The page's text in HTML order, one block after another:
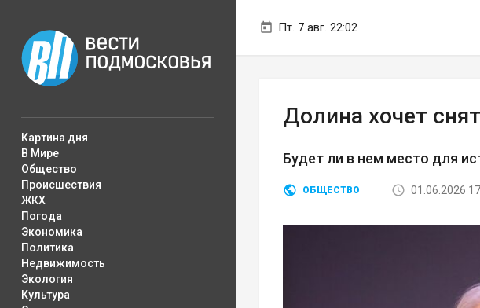
Пт. 7 авг. 22:02
Картина дня
В Мире
Общество
Происшествия
ЖКХ
Погода
Экономика
Политика
Недвижимость
Экология
Культура
Долина хочет
Будет ли в нем место для
ОБЩЕСТВО 01.06.2026